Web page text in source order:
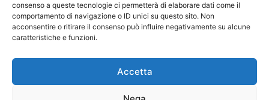
consenso a queste tecnologie ci permetterà di elaborare dati come il
comportamento di navigazione o ID unici su questo sito. Non
acconsentire o ritirare il consenso può influire negativamente su alcune
caratteristiche e funzioni.
Accetta
© 2025 KPS Financial Lab
Piazza Quattro Novembre, 4 – 20124 Milano